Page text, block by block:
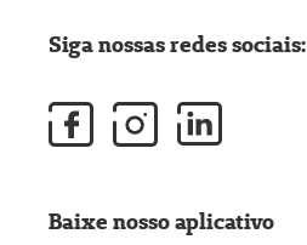
Siga nossas redes sociais:
Baixe nosso aplicativo